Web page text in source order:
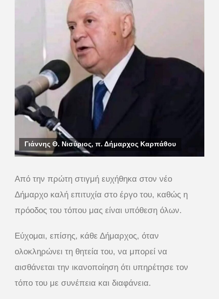
Γιάννης Θ. Νισύριος, π. Δήμαρχος Καρπάθου
Από την πρώτη στιγμή ευχήθηκα στον νέο
Δήμαρχο καλή επιτυχία στο έργο του, καθώς η
πρόοδος του τόπου μας είναι υπόθεση όλων.
Εύχομαι, επίσης, κάθε Δήμαρχος, όταν
ολοκληρώνει τη θητεία του, να μπορεί να
αισθάνεται την ικανοποίηση ότι υπηρέτησε τον
τόπο του με συνέπεια και διαφάνεια.